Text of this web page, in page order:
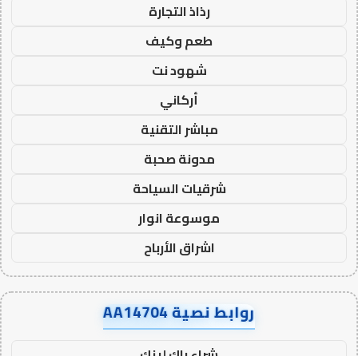
رذاذ التجارة
طعم وكيف
شهود نت
أركاني
مباشر التقنية
مدونة صحبة
شرقيات السياحة
موسوعة انوار
اشراق الأرباح
روابط نصية AA14704